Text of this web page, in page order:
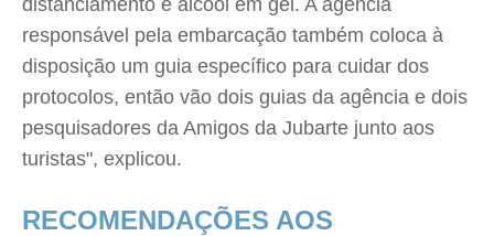
distanciamento e álcool em gel. A agência
responsável pela embarcação também coloca à
disposição um guia específico para cuidar dos
protocolos, então vão dois guias da agência e dois
pesquisadores da Amigos da Jubarte junto aos
turistas", explicou.
RECOMENDAÇÕES AOS